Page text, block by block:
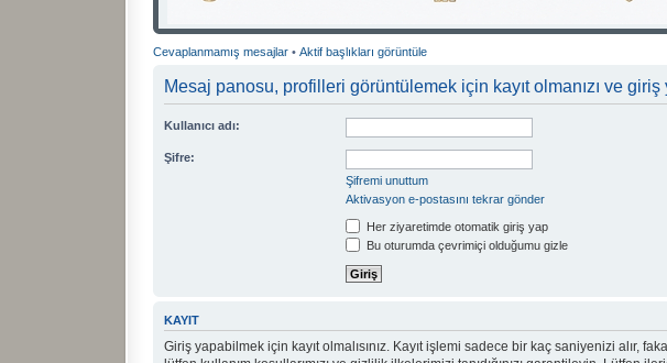
Cevaplanmamış mesajlar • Aktif başlıkları görüntüle
Mesaj panosu, profilleri görüntülemek için kayıt olmanızı ve giriş
Kullanıcı adı:
Şifre:
Şifremi unuttum
Aktivasyon e-postasını tekrar gönder
Her ziyaretimde otomatik giriş yap
Bu oturumda çevrimiçi olduğumu gizle
KAYIT
Giriş yapabilmek için kayıt olmalısınız. Kayıt işlemi sadece bir kaç saniyenizi alır,